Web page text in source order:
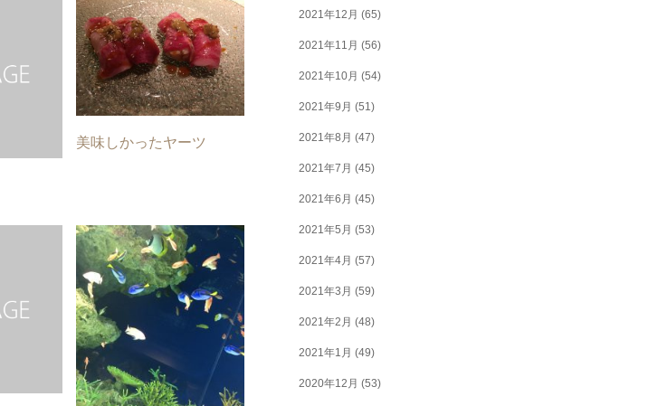
美味しかったヤーツ
2021年12月 (65)
2021年11月 (56)
2021年10月 (54)
2021年9月 (51)
2021年8月 (47)
2021年7月 (45)
2021年6月 (45)
2021年5月 (53)
2021年4月 (57)
2021年3月 (59)
2021年2月 (48)
2021年1月 (49)
2020年12月 (53)